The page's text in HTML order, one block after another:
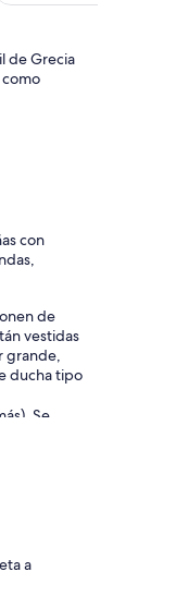
de Grecia
con
de
vestidas
grande,
ducha tipo
Se
a